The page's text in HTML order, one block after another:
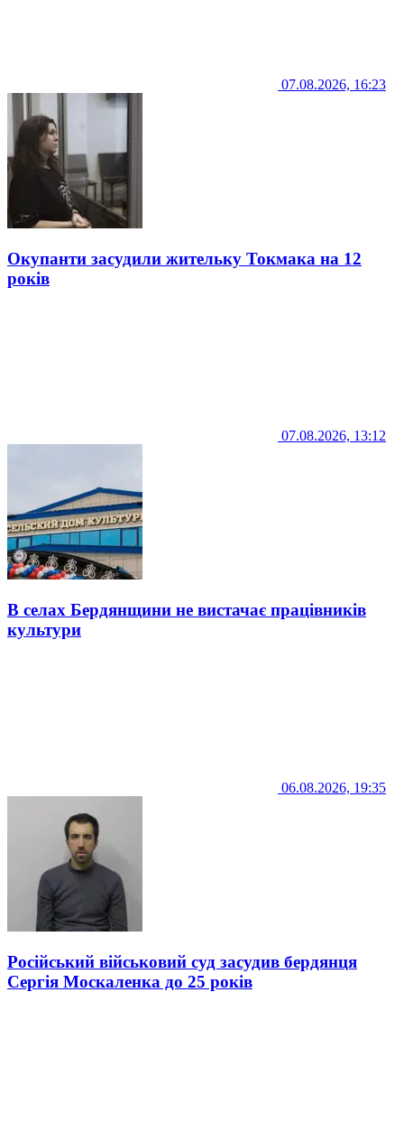
07.08.2026, 16:23
Окупанти засудили жительку Токмака на 12
років
07.08.2026, 13:12
В селах Бердянщини не вистачає працівників
культури
06.08.2026, 19:35
Російський військовий суд засудив бердянця
Сергія Москаленка до 25 років